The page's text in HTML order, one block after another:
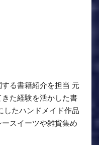
る書籍紹介を担当 元
た経験を活かした書
したハンドメイド作品
スイーツや雑貨集め